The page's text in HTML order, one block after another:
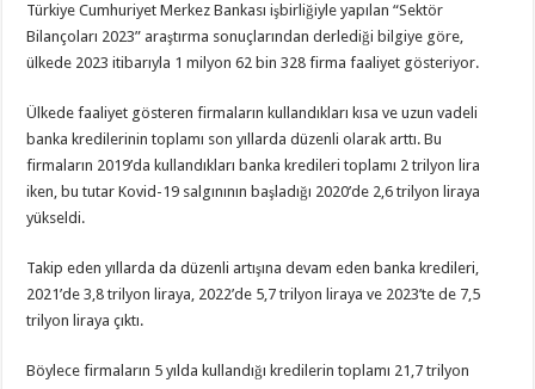
Türkiye Cumhuriyet Merkez Bankası işbirliğiyle yapılan “Sektör
Bilançoları 2023” araştırma sonuçlarından derlediği bilgiye göre,
ülkede 2023 itibarıyla 1 milyon 62 bin 328 firma faaliyet gösteriyor.
Ülkede faaliyet gösteren firmaların kullandıkları kısa ve uzun vadeli
banka kredilerinin toplamı son yıllarda düzenli olarak arttı. Bu
firmaların 2019’da kullandıkları banka kredileri toplamı 2 trilyon lira
iken, bu tutar Kovid-19 salgınının başladığı 2020’de 2,6 trilyon liraya
yükseldi.
Takip eden yıllarda da düzenli artışına devam eden banka kredileri,
2021’de 3,8 trilyon liraya, 2022’de 5,7 trilyon liraya ve 2023’te de 7,5
trilyon liraya çıktı.
Böylece firmaların 5 yılda kullandığı kredilerin toplamı 21,7 trilyon